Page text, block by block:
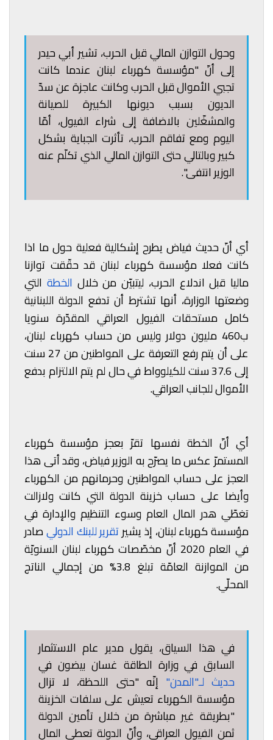
وحول التوازن المالي قبل الحرب، تشير أبي حيدر
إلى أنّ "مؤسسة كهرباء لبنان عندما كانت
تجبي الأموال قبل الحرب وكانت عاجزة عن سدّ
الديون بسبب ديونها الكبيرة للصيانة
والمشغّلين بالاضافة إلى شراء الفيول، أمّا
اليوم ومع تفاقم الحرب، تأثرت الجباية بشكل
كبير وبالتالي حتى التوازن المالي الذي تكلّم عنه
الوزير انتفى".
أي أنّ حديث فياض يطرح إشكالية فعلية حول ما اذا
كانت فعلا مؤسسة كهرباء لبنان قد حقّقت توازنا
ماليا قبل اندلاع الحرب، ليتبيّن من خلال الخطة التي
وضعتها الوزارة، أنها تشترط أن تدفع الدولة اللبنانية
كامل مستحقات الفيول العراقي المقدّرة سنويا
ب460 مليون دولار وليس من حساب كهرباء لبنان،
على أن يتم رفع التعرفة على المواطنين من 27 سنت
إلى 37.6 سنت للكيلوواط في حال لم يتم الالتزام بدفع
الأموال للجانب العراقي.
أي أنّ الخطة نفسها تقرّ بعجز مؤسسة كهرباء
المستمرّ عكس ما يصرّح به الوزير فياض، وقد أتى هذا
العجز على حساب المواطنين وحرمانهم من الكهرباء
وأيضا على حساب خزينة الدولة التي كانت ولازالت
تغطّي هدر المال العام وسوء التنظيم والإدارة في
مؤسسة كهرباء لبنان، إذ يشيرتقرير للبنك الدوليصادر
في العام 2020 أنّ مخصّصات كهرباء لبنان السنويّة
من الموازنة العامّة تبلغ 3.8% من إجمالي الناتج
المحلّي.
في هذا السياق، يقول مدير عام الاستثمار
السابق في وزارة الطاقة غسان بيضون في
حديث لـ"المدن" إنّه "حتى اللحظة، لا تزال
مؤسسة الكهرباء تعيش على سلفات الخزينة
"بطريقة غير مباشرة من خلال تأمين الدولة
ثمن الفيول العراقي، وأنّ الدولة تعطي المال